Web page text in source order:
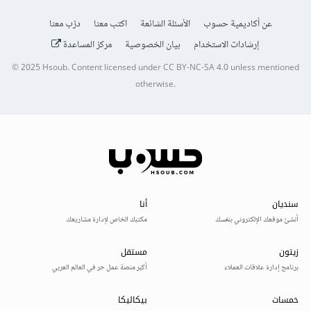
عن أكاديمية حسوب الأسئلة الشائعة اكتب معنا
درّب معنا
إرشادات الاستخدام
بيان الخصوصية مركز المساعدة
© 2025 Hsoub.Content licensed underCC BY-NC-SA 4.0unless mentioned
otherwise.